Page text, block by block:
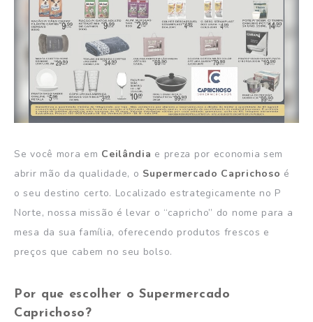
Se você mora em Ceilândia e preza por economia sem
abrir mão da qualidade, o Supermercado Caprichoso é
o seu destino certo. Localizado estrategicamente no P
Norte, nossa missão é levar o “capricho” do nome para a
mesa da sua família, oferecendo produtos frescos e
preços que cabem no seu bolso.
Por que escolher o Supermercado
Caprichoso?